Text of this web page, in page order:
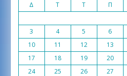
Δ Τ Τ Π
3
4 5 6
10
11 12 13
17
18 19 20
24
25 26 27